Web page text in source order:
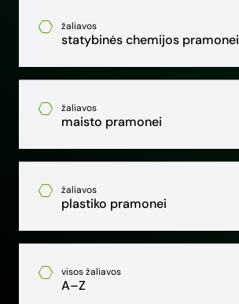
žaliavos
statybinės chemijos pramonei
žaliavos
maisto pramonei
žaliavos
plastiko pramonei
visos žaliavos
A–Z